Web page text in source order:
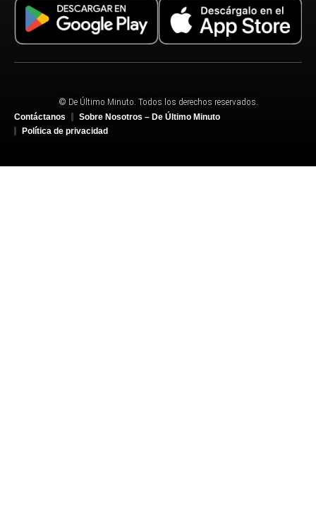
© De Último Minuto. Todos los derechos reservados.
Contáctanos
Sobre Nosotros – De Último Minuto
Política de privacidad